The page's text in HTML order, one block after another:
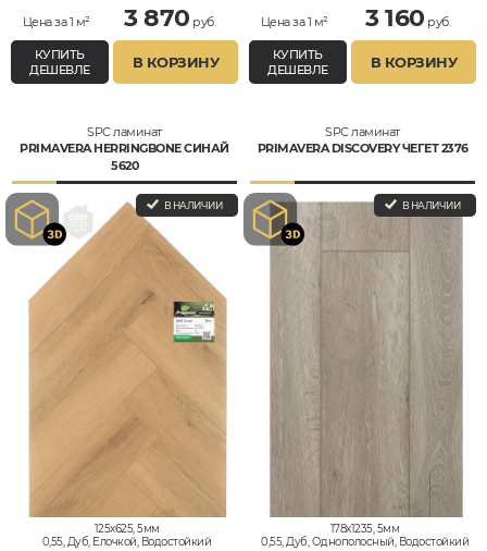
Цена за 1 м² 3 870 руб.
КУПИТЬ
ДЕШЕВЛЕ
В КОРЗИНУ
Цена за 1 м² 3 160 руб.
КУПИТЬ
ДЕШЕВЛЕ
В КОРЗИНУ
SPC ламинат
PRIMAVERA HERRINGBONE СИНАЙ
5620
В НАЛИЧИИ
125x625, 5мм
0,55, Дуб, Елочкой, Водостойкий
SPC ламинат
PRIMAVERA DISCOVERY ЧЕГЕТ 2376
В НАЛИЧИИ
178x1235, 5мм
0,55, Дуб, Однополосный, Водостойкий